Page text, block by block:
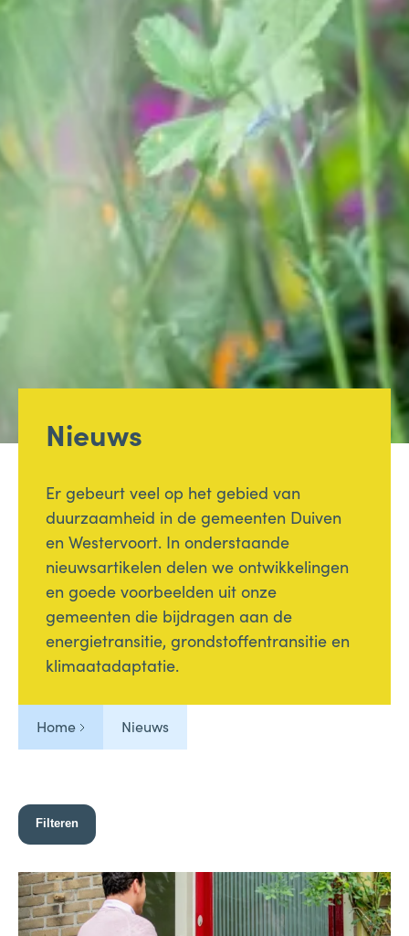
Nieuws
Er gebeurt veel op het gebied van
duurzaamheid in de gemeenten Duiven
en Westervoort. In onderstaande
nieuwsartikelen delen we ontwikkelingen
en goede voorbeelden uit onze
gemeenten die bijdragen aan de
energietransitie, grondstoffentransitie en
klimaatadaptatie.
Home Nieuws
Filteren
84 results found